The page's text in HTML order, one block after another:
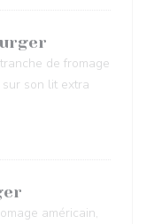
de fromage
son lit extra
américain,